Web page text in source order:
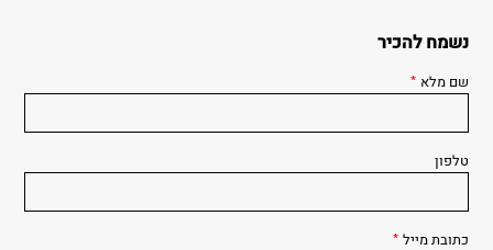
נשמח להכיר
שם מלא *
טלפון
כתובת מייל *